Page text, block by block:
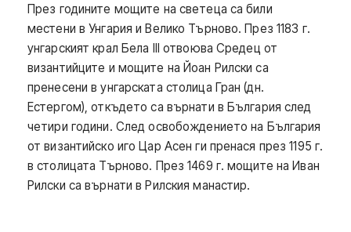
През годините мощите на светеца са били
местени в Унгария и Велико Търново. През 1183 г.
унгарският крал Бела III отвоюва Средец от
византийците и мощите на Йоан Рилски са
пренесени в унгарската столица Гран (дн.
Естергом), откъдето са върнати в България след
четири години. След освобождението на България
от византийско иго Цар Асен ги пренася през 1195 г.
в столицата Търново. През 1469 г. мощите на Иван
Рилски са върнати в Рилския манастир.